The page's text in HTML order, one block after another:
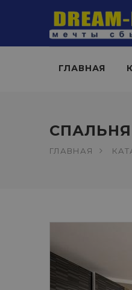
ГЛАВНАЯ
ГЛАВНАЯ